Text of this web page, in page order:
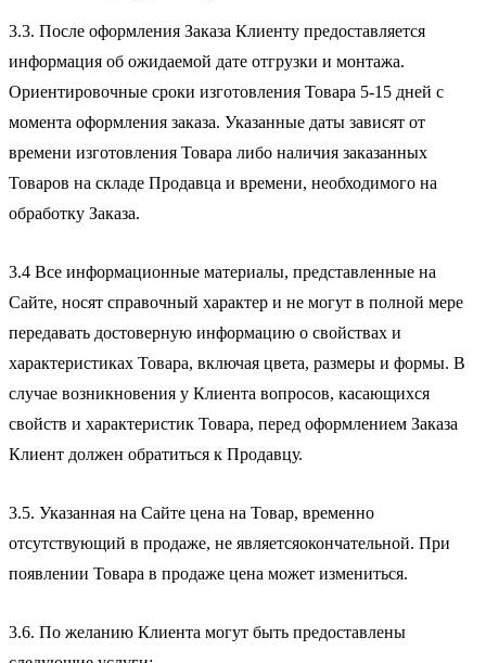
3.3. После оформления Заказа Клиенту предоставляется
информация об ожидаемой дате отгрузки и монтажа.
Ориентировочные сроки изготовления Товара 5-15 дней с
момента оформления заказа. Указанные даты зависят от
времени изготовления Товара либо наличия заказанных
Товаров на складе Продавца и времени, необходимого на
обработку Заказа.
3.4 Все информационные материалы, представленные на
Сайте, носят справочный характер и не могут в полной мере
передавать достоверную информацию о свойствах и
характеристиках Товара, включая цвета, размеры и формы. В
случае возникновения у Клиента вопросов, касающихся
свойств и характеристик Товара, перед оформлением Заказа
Клиент должен обратиться к Продавцу.
3.5. Указанная на Сайте цена на Товар, временно
отсутствующий в продаже, не являетсяокончательной. При
появлении Товара в продаже цена может измениться.
3.6. По желанию Клиента могут быть предоставлены